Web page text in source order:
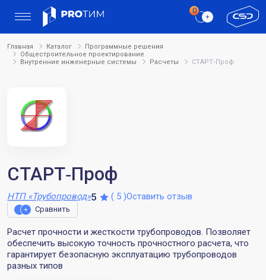
Главная Каталог
Программные решения
Общестроительное проектирование
Внутренние инженерные системы
Расчеты СТАРТ‑Проф
СТАРТ‑Проф
НТП «Трубопровод»Рейтинг:
5 Количество отзывов:
( 5 )Оставить отзыв
Сравнить
Расчет прочности и жесткости трубопроводов. Позволяет
обеспечить высокую точность прочностного расчета, что
гарантирует безопасную эксплуатацию трубопроводов
разных типов